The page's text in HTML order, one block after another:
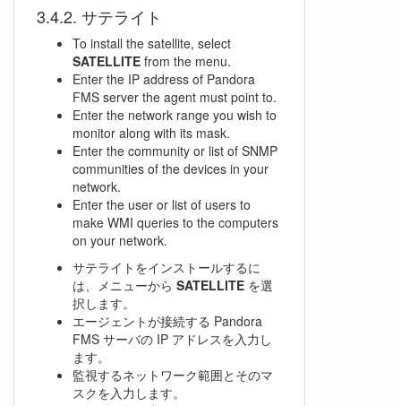
サテライト
To install the satellite, select
SATELLITE from the menu.
Enter the IP address of Pandora
FMS server the agent must point to.
Enter the network range you wish to
monitor along with its mask.
Enter the community or list of SNMP
communities of the devices in your
network.
Enter the user or list of users to
make WMI queries to the computers
on your network.
サテライトをインストールするに
は、メニューから SATELLITE を選
択します。
エージェントが接続する Pandora
FMS サーバの IP アドレスを入力し
ます。
監視するネットワーク範囲とそのマ
スクを入力します。